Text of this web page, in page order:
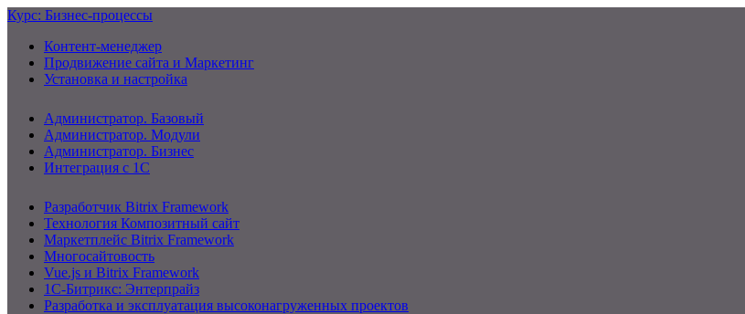
Курс: Бизнес-процессы
Контент-менеджер
Продвижение сайта и Маркетинг
Установка и настройка
Администратор. Базовый
Администратор. Модули
Администратор. Бизнес
Интеграция с 1С
Разработчик Bitrix Framework
Технология Композитный сайт
Маркетплейс Bitrix Framework
Многосайтовость
Vue.js и Bitrix Framework
1С-Битрикс: Энтерпрайз
Разработка и эксплуатация высоконагруженных проектов